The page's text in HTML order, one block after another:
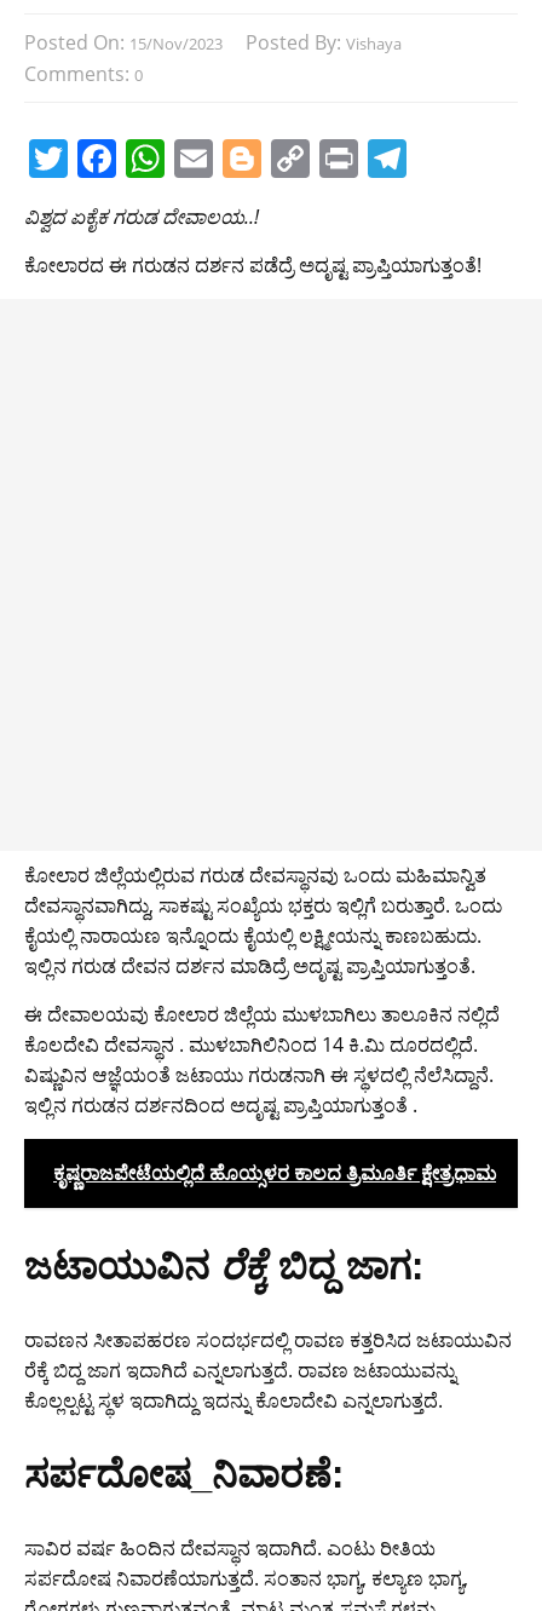
Posted On: 15/Nov/2023 Posted By: Vishaya
Comments: 0
T
w
itt
er
F
a
c
e
W
h
at
s
E
m
ai
l
Bl
g
C
y
Pr
gr
ವಿಶ್ವದ ಏಕೈಕ ಗರುಡ ದೇವಾಲಯ..!
ಕೋಲಾರದ ಈ ಗರುಡನ ದರ್ಶನ ಪಡೆದ್ರೆ ಅದೃಷ್ಟ ಪ್ರಾಪ್ತಿಯಾಗುತ್ತಂತೆ!
ಕೋಲಾರ ಜಿಲ್ಲೆಯಲ್ಲಿರುವ ಗರುಡ ದೇವಸ್ಥಾನವು ಒಂದು ಮಹಿಮಾನ್ವಿತ
ದೇವಸ್ಥಾನವಾಗಿದ್ದು, ಸಾಕಷ್ಟು ಸಂಖ್ಯೆಯ ಭಕ್ತರು ಇಲ್ಲಿಗೆ ಬರುತ್ತಾರೆ. ಒಂದು
ಕೈಯಲ್ಲಿ ನಾರಾಯಣ ಇನ್ನೊಂದು ಕೈಯಲ್ಲಿ ಲಕ್ಷ್ಮೀಯನ್ನು ಕಾಣಬಹುದು.
ಇಲ್ಲಿನ ಗರುಡ ದೇವನ ದರ್ಶನ ಮಾಡಿದ್ರೆ ಅದೃಷ್ಟ ಪ್ರಾಪ್ತಿಯಾಗುತ್ತಂತೆ.
ಈ ದೇವಾಲಯವು ಕೋಲಾರ ಜಿಲ್ಲೆಯ ಮುಳಬಾಗಿಲು ತಾಲೂಕಿನ ನಲ್ಲಿದೆ
ಕೊಲದೇವಿ ದೇವಸ್ಥಾನ . ಮುಳಬಾಗಿಲಿನಿಂದ 14 ಕಿ.ಮಿ ದೂರದಲ್ಲಿದೆ.
ವಿಷ್ಣುವಿನ ಆಜ್ಞೆಯಂತೆ ಜಟಾಯು ಗರುಡನಾಗಿ ಈ ಸ್ಥಳದಲ್ಲಿ ನೆಲೆಸಿದ್ದಾನೆ.
ಇಲ್ಲಿನ ಗರುಡನ ದರ್ಶನದಿಂದ ಅದೃಷ್ಟ ಪ್ರಾಪ್ತಿಯಾಗುತ್ತಂತೆ .
ಕೃಷ್ಣರಾಜಪೇಟೆಯಲ್ಲಿದೆ ಹೊಯ್ಸಳರ ಕಾಲದ ತ್ರಿಮೂರ್ತಿ ಕ್ಷೇತ್ರಧಾಮ
ಜಟಾಯುವಿನ ರೆಕ್ಕೆಬಿದ್ದ ಜಾಗ:
ರಾವಣನ ಸೀತಾಪಹರಣ ಸಂದರ್ಭದಲ್ಲಿ ರಾವಣ ಕತ್ತರಿಸಿದ ಜಟಾಯುವಿನ
ರೆಕ್ಕೆ ಬಿದ್ದ ಜಾಗ ಇದಾಗಿದೆ ಎನ್ನಲಾಗುತ್ತದೆ. ರಾವಣ ಜಟಾಯುವನ್ನು
ಕೊಲ್ಲಲ್ಪಟ್ಟ ಸ್ಥಳ ಇದಾಗಿದ್ದು ಇದನ್ನು ಕೊಲಾದೇವಿ ಎನ್ನಲಾಗುತ್ತದೆ.
ಸರ್ಪದೋಷ_ನಿವಾರಣೆ:
ಸಾವಿರ ವರ್ಷ ಹಿಂದಿನ ದೇವಸ್ಥಾನ ಇದಾಗಿದೆ. ಎಂಟು ರೀತಿಯ
ಸರ್ಪದೋಷ ನಿವಾರಣೆಯಾಗುತ್ತದೆ. ಸಂತಾನ ಭಾಗ್ಯ, ಕಲ್ಯಾಣ ಭಾಗ್ಯ,